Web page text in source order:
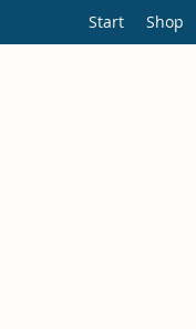
Start Shop